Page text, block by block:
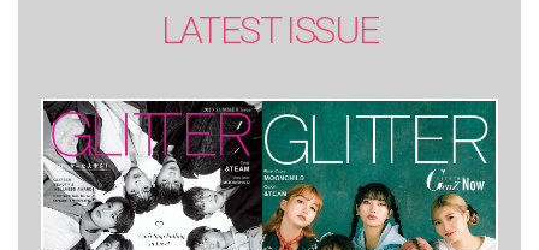
LATEST ISSUE